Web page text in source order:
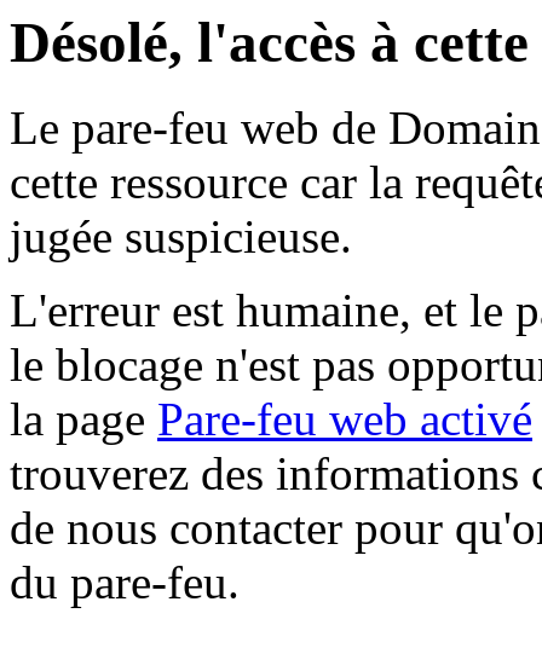
Désolé, l'accès à
Le pare-feu web de
cette ressource car la
jugée suspicieuse.
L'erreur est humaine, et le
le blocage n'est pas
la page Pare-feu web activé
trouverez des informations
de nous contacter pour
du pare-feu.